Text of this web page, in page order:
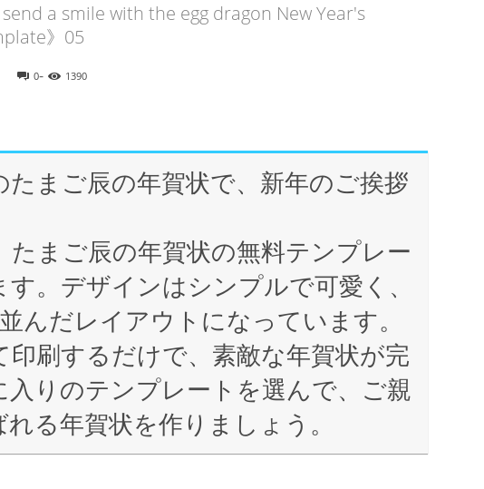
a smile with the egg dragon New Year's
》05
0- 1390
たまご辰の年賀状で、新年のご挨拶
たまご辰の年賀状の無料テンプレー
す。デザインはシンプルで可愛く、
んだレイアウトになっています。
印刷するだけで、素敵な年賀状が完
入りのテンプレートを選んで、ご親
る年賀状を作りましょう。